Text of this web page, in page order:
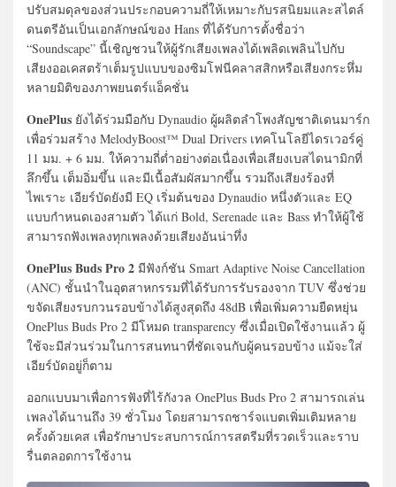
ปรับสมดุลของส่วนประกอบความถี่ให้เหมาะกับรสนิยมและสไตล์
ดนตรีอันเป็นเอกลักษณ์ของ Hans ที่ได้รับการตั้งชื่อว่า
“Soundscape” นี้เชิญชวนให้ผู้รักเสียงเพลงได้เพลิดเพลินไปกับ
เสียงออเคสตร้าเต็มรูปแบบของซิมโฟนีคลาสสิกหรือเสียงกระหึ่ม
หลายมิติของภาพยนตร์แอ็คชั่น
OnePlus ยังได้ร่วมมือกับ Dynaudio ผู้ผลิตลำโพงสัญชาติเดนมาร์ก
เพื่อร่วมสร้าง MelodyBoost™ Dual Drivers เทคโนโลยีไดรเวอร์คู่
11 มม. + 6 มม. ให้ความถี่ต่ำอย่างต่อเนื่องเพื่อเสียงเบสไดนามิกที่
ลึกขึ้น เต็มอิ่มขึ้น และมีเนื้อสัมผัสมากขึ้น รวมถึงเสียงร้องที่
ไพเราะ เอียร์บัดยังมี EQ เริ่มต้นของ Dynaudio หนึ่งตัวและ EQ
แบบกำหนดเองสามตัว ได้แก่ Bold, Serenade และ Bass ทำให้ผู้ใช้
สามารถฟังเพลงทุกเพลงด้วยเสียงอันน่าทึ่ง
OnePlus Buds Pro 2 มีฟังก์ชัน Smart Adaptive Noise Cancellation
(ANC) ชั้นนำในอุตสาหกรรมที่ได้รับการรับรองจาก TUV ซึ่งช่วย
ขจัดเสียงรบกวนรอบข้างได้สูงสุดถึง 48dB เพื่อเพิ่มความยืดหยุ่น
OnePlus Buds Pro 2 มีโหมด transparency ซึ่งเมื่อเปิดใช้งานแล้ว ผู้
ใช้จะมีส่วนร่วมในการสนทนาที่ชัดเจนกับผู้คนรอบข้าง แม้จะใส่
เอียร์บัดอยู่ก็ตาม
ออกแบบมาเพื่อการฟังที่ไร้กังวล OnePlus Buds Pro 2 สามารถเล่น
เพลงได้นานถึง 39 ชั่วโมง โดยสามารถชาร์จแบตเพิ่มเติมหลาย
ครั้งด้วยเคส เพื่อรักษาประสบการณ์การสตรีมที่รวดเร็วและราบ
รื่นตลอดการใช้งาน